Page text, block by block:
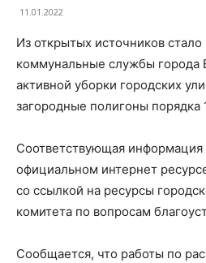
11.01.2022
Из открытых источников стало
коммунальные службы города
активной уборки городских
загородные полигоны порядка
Соответствующая информация
официальном интернет
со ссылкой на ресурсы
комитета по вопросам
Сообщается, что работы по